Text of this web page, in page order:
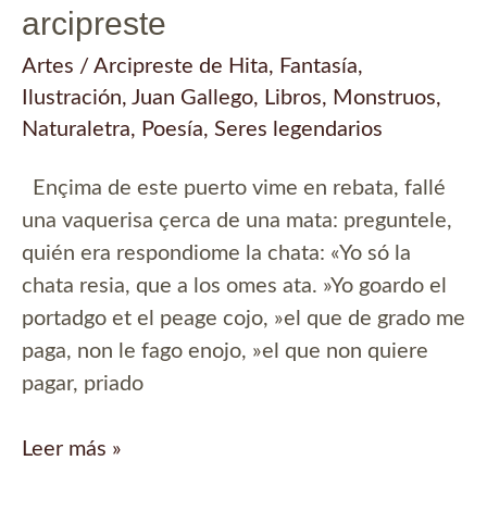
arcipreste
Artes / Arcipreste de Hita, Fantasía,
Ilustración, Juan Gallego, Libros, Monstruos,
Naturaletra, Poesía, Seres legendarios
Ençima de este puerto vime en rebata, fallé
una vaquerisa çerca de una mata: preguntele,
quién era respondiome la chata: «Yo só la
chata resia, que a los omes ata. »Yo goardo el
portadgo et el peage cojo, »el que de grado me
paga, non le fago enojo, »el que non quiere
pagar, priado
La
Leer más »